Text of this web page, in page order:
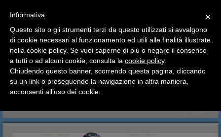
HOME Pokemon
Box Italiani
Box Pokemon Megaevoluzione: Caos Nascente
Box Pokemon
Megaevoluzione: Caos
×
Ciao a tutti, il negozio sarà chiuso dal 9/08 al 24/08
compreso.
Tutti gli ordini effettuati dopo le 15:00 del 07/08 verranno
spediti a partire dal giorno 25/08.
Buone vacanze a tutti dallo staff di Pianeta Hobby
×
Informativa
Questo sito o gli strumenti terzi da questo utilizzati si avvalgono
di cookie necessari al funzionamento ed utili alle finalità illustrate
nella cookie policy. Se vuoi saperne di più o negare il consenso
a tutti o ad alcuni cookie, consulta la cookie policy.
Chiudendo questo banner, scorrendo questa pagina, cliccando
su un link o proseguendo la navigazione in altra maniera,
acconsenti all’uso dei cookie.